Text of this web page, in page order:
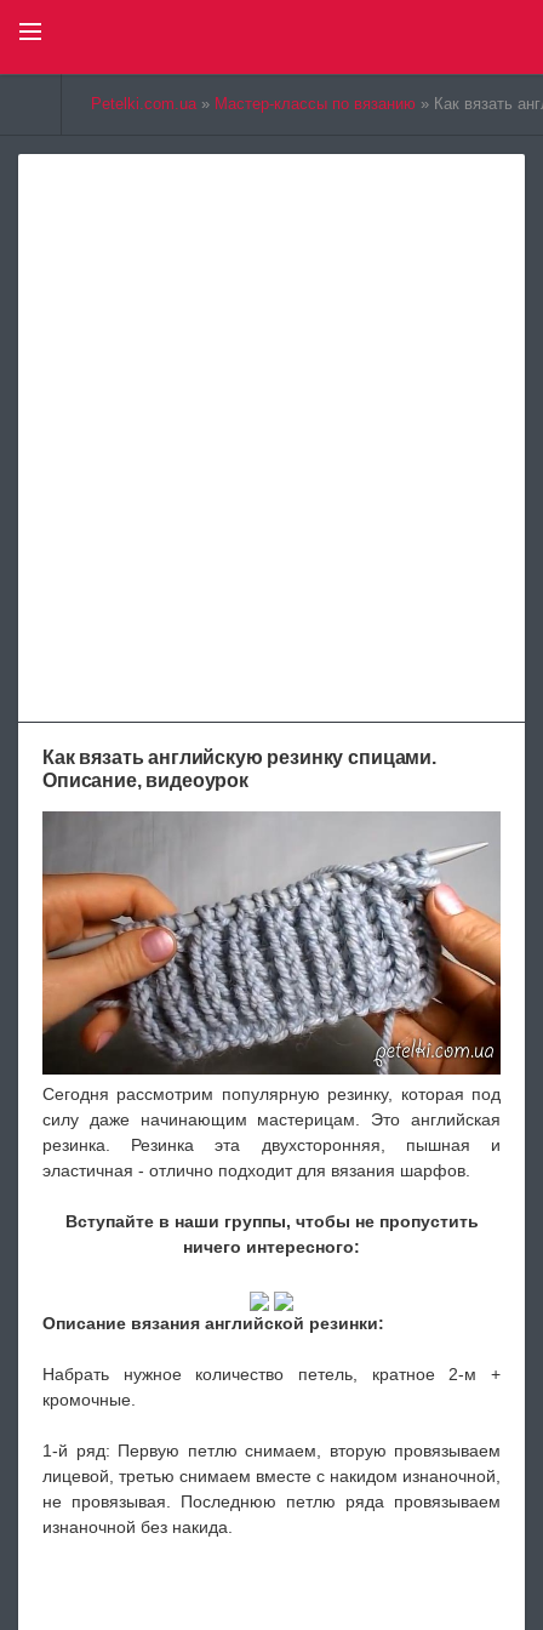
Petelki.com.ua» Мастер-классы по вязанию » Как вязать
Как вязать английскую резинку спицами.
Описание, видеоурок
Сегодня рассмотрим популярную резинку, которая под
силу даже начинающим мастерицам. Это английская
резинка. Резинка эта двухсторонняя, пышная и
эластичная - отлично подходит для вязания шарфов.
Вступайте в наши группы, чтобы не пропустить
ничего интересного:
Описание вязания английской резинки:
Набрать нужное количество петель, кратное 2-м +
кромочные.
1-й ряд: Первую петлю снимаем, вторую провязываем
лицевой, третью снимаем вместе с накидом изнаночной,
не провязывая. Последнюю петлю ряда провязываем
изнаночной без накида.